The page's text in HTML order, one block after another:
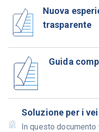
Nuova
trasparente
Guida
Soluzione per i
In questo